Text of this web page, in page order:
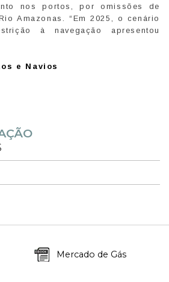
nos portos, por omissões de
Amazonas. “Em 2025, o cenário
à navegação apresentou
e Navios
Mercado de Gás